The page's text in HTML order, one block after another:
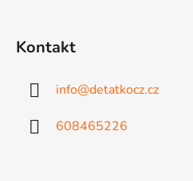
Kontakt
info@detatkocz.cz
608465226